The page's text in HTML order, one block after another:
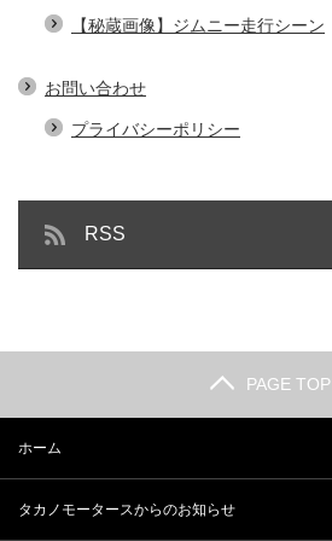
【秘蔵画像】ジムニー走行シーン
お問い合わせ
プライバシーポリシー
RSS
PAGE TOP
ホーム
タカノモータースからのお知らせ